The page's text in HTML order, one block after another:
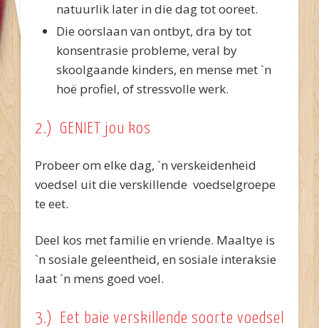
natuurlik later in die dag tot ooreet.
Die oorslaan van ontbyt, dra by tot
konsentrasie probleme, veral by
skoolgaande kinders, en mense met `n
hoë profiel, of stressvolle werk.
2.) GENIET jou kos
Probeer om elke dag, `n verskeidenheid
voedsel uit die verskillende voedselgroepe
te eet.
Deel kos met familie en vriende. Maaltye is
`n sosiale geleentheid, en sosiale interaksie
laat `n mens goed voel.
3.) Eet baie verskillende soorte voedsel